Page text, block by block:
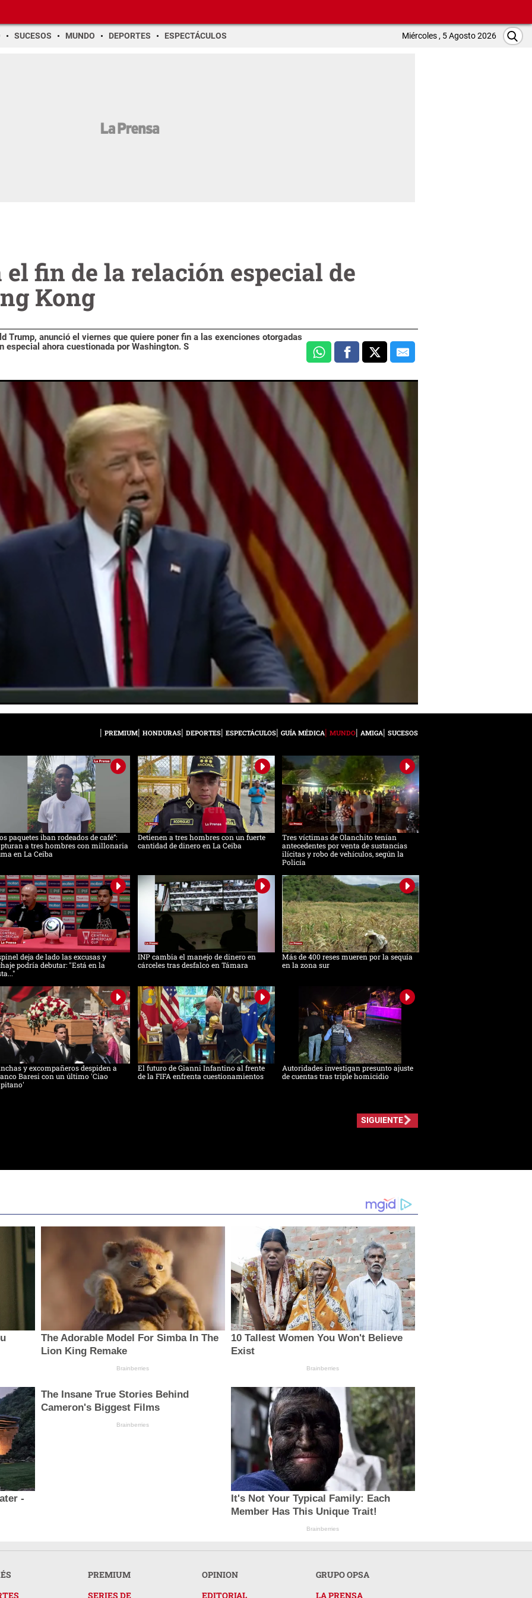
SUCESOS MUNDO DEPORTES ESPECTÁCULOS Miércoles , 5 Agosto 2026
fin de la relación especial de
Kong
Trump, anunció el viernes que quiere poner fin a las exenciones otorgadas
especial ahora cuestionada por Washington. S
PREMIUM HONDURAS DEPORTES ESPECTÁCULOS GUÍA MÉDICA MUNDO AMIGA SUCESOS
paquetes iban rodeados de café”:
a tres hombres con millonaria
en La Ceiba
Detienen a tres hombres con un fuerte
cantidad de dinero en La Ceiba
Tres víctimas de Olanchito tenían
antecedentes por venta de sustancias
ilícitas y robo de vehículos, según la
Policía
deja de lado las excusas y
podría debutar: "Está en la
INP cambia el manejo de dinero en
cárceles tras desfalco en Támara
Más de 400 reses mueren por la sequía
en la zona sur
y excompañeros despiden a
Baresi con un último 'Ciao
El futuro de Gianni Infantino al frente
de la FIFA enfrenta cuestionamientos
Autoridades investigan presunto ajuste
de cuentas tras triple homicidio
SIGUIENTE
The Adorable Model For Simba In The
Lion King Remake
Brainberries
10 Tallest Women You Won't Believe
Exist
Brainberries
-
The Insane True Stories Behind
Cameron's Biggest Films
Brainberries
It's Not Your Typical Family: Each
Member Has This Unique Trait!
Brainberries
PREMIUM
SERIES DE
OPINION
EDITORIAL
GRUPO OPSA
LA PRENSA